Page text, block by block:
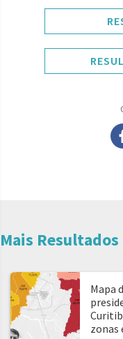
Mais Resultados
Mapa
zonas